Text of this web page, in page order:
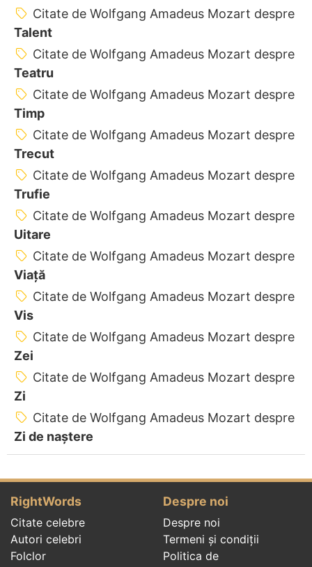
Citate de Wolfgang Amadeus Mozart despre
Talent
Citate de Wolfgang Amadeus Mozart despre
Teatru
Citate de Wolfgang Amadeus Mozart despre
Timp
Citate de Wolfgang Amadeus Mozart despre
Trecut
Citate de Wolfgang Amadeus Mozart despre
Trufie
Citate de Wolfgang Amadeus Mozart despre
Uitare
Citate de Wolfgang Amadeus Mozart despre
Viață
Citate de Wolfgang Amadeus Mozart despre
Vis
Citate de Wolfgang Amadeus Mozart despre
Zei
Citate de Wolfgang Amadeus Mozart despre
Zi
Citate de Wolfgang Amadeus Mozart despre
Zi de naștere
RightWords
Citate celebre
Autori celebri
Folclor
Despre noi
Despre noi
Termeni și condiții
Politica de